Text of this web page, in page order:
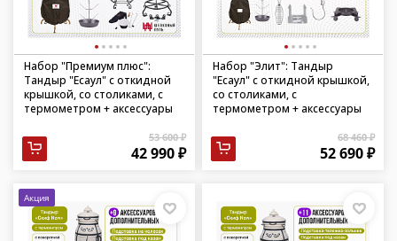
Набор "Премиум плюс":
Тандыр "Есаул" с откидной
крышкой, со столиками, с
термометром + аксессуары
53 600 ₽
42 990 ₽
Набор "Элит": Тандыр
"Есаул" с откидной крышкой,
со столиками, с
термометром + аксессуары
68 460 ₽
52 690 ₽
Акция